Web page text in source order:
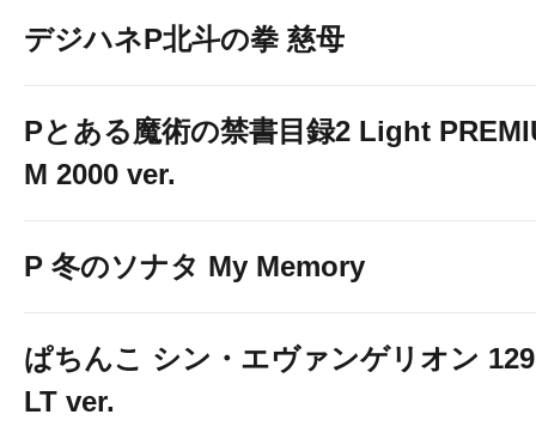
デジハネP北斗の拳 慈母
Pとある魔術の禁書目録2 Light
M 2000 ver.
P 冬のソナタ My Memory
ぱちんこ シン・エヴァンゲリオン 129
LT ver.